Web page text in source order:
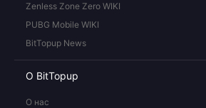
Zenless Zone Zero WIKI
PUBG Mobile WIKI
BitTopup News
О BitTopup
О нас